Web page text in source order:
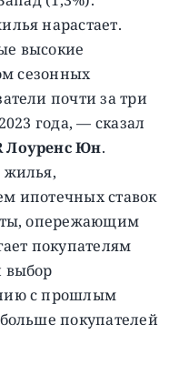
нарастает.
высокие
сезонных
почти за три
года, — сказал
Лоуренс Юн.
жилья,
ипотечных ставок
опережающим
покупателям
выбор
с прошлым
покупателей